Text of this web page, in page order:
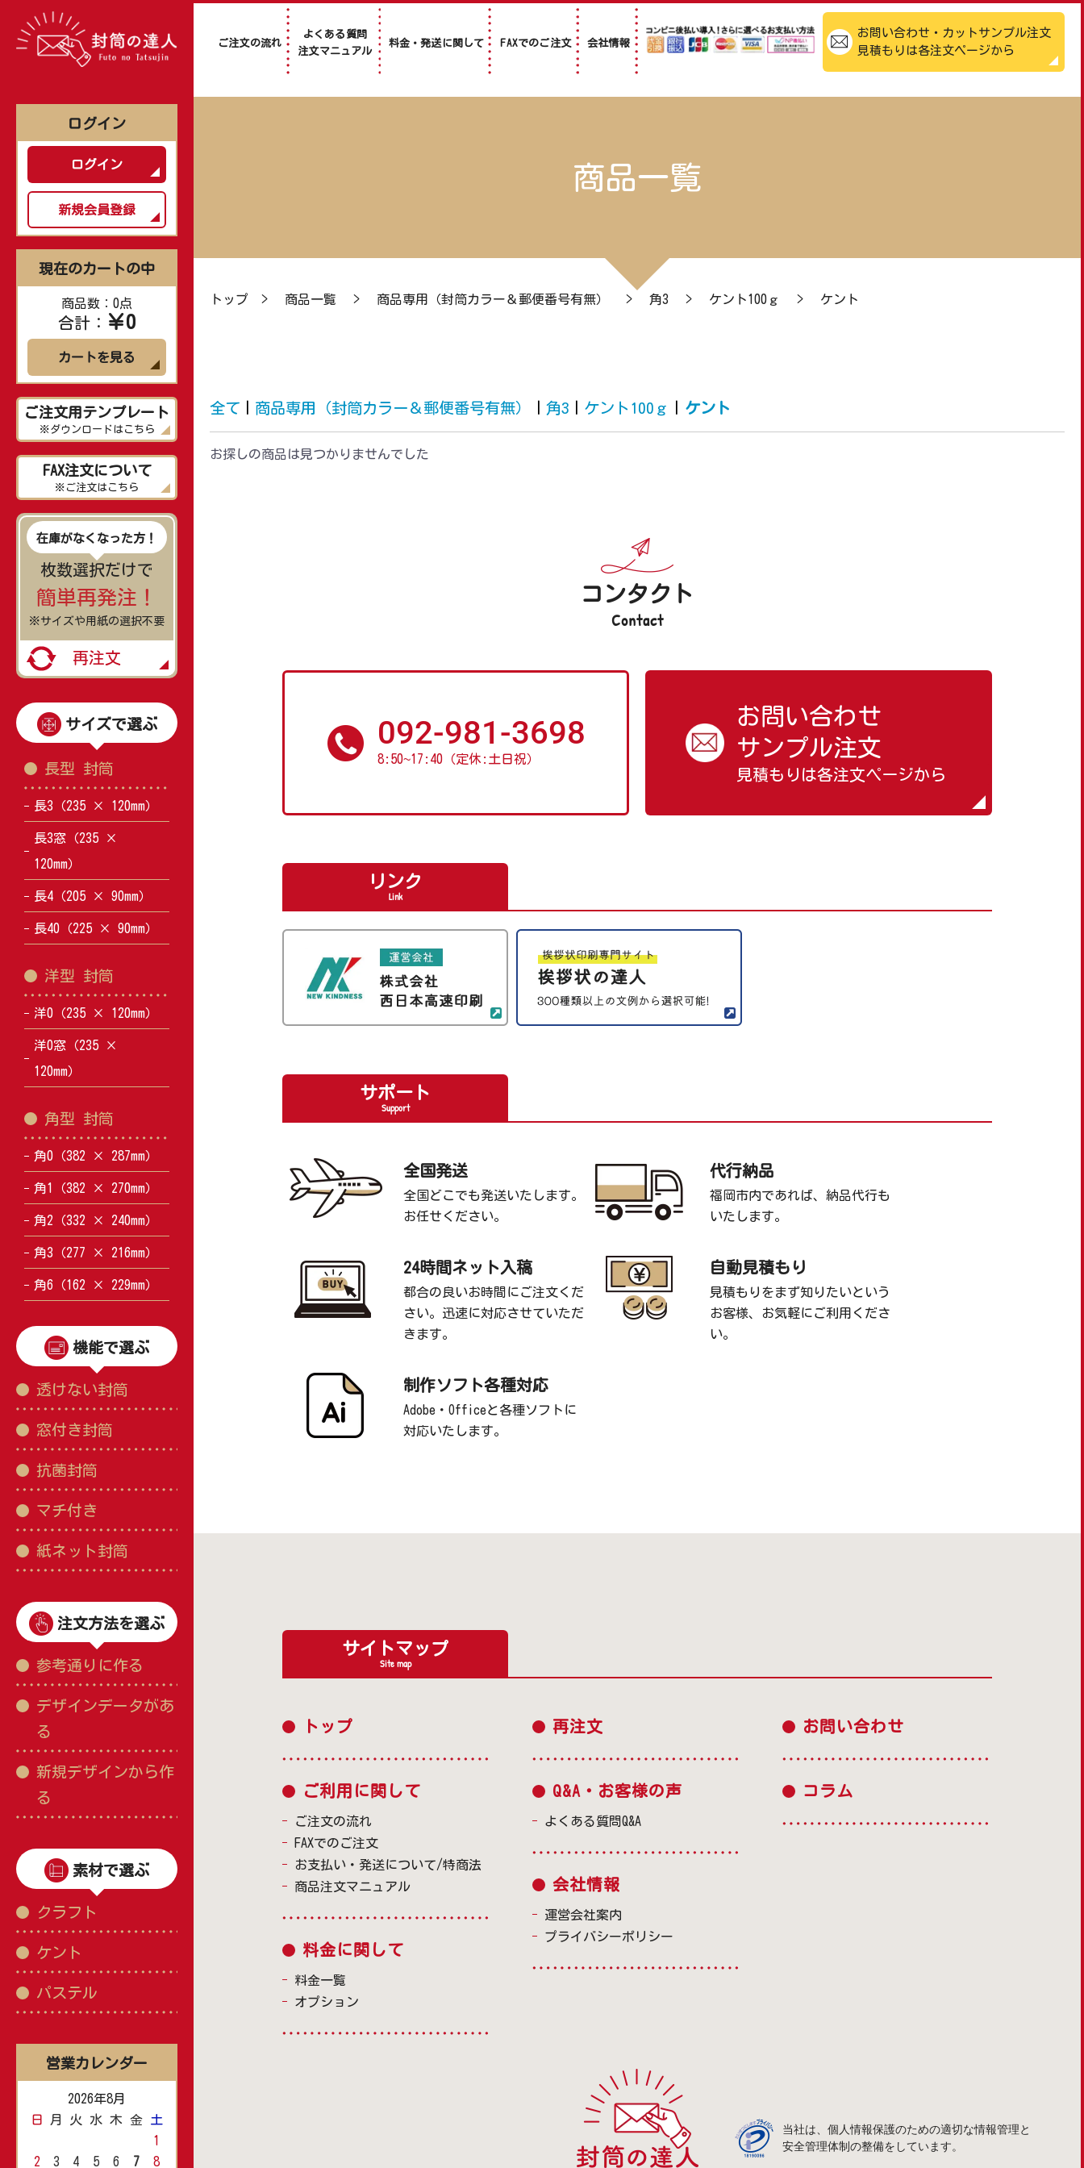
ご注文の流れ
よくある質問
注文マニュアル
料金・発送に関して FAXでのご注文 会社情報
お問い合わせ・カットサンプル注文
見積もりは各注文ページから
ログイン
ログイン
新規会員登録
現在のカートの中
商品数：0点
合計： ￥0
カートを見る
ご注文用テンプレート
※ダウンロードはこちら
FAX注文について
※ご注文はこちら
在庫がなくなった方！
枚数選択だけで
簡単再発注！
※サイズや用紙の選択不要
再注文
サイズで選ぶ
長型 封筒
長3（235 × 120mm）
長3窓（235 ×
120mm）
長4（205 × 90mm）
長40（225 × 90mm）
洋型 封筒
洋0（235 × 120mm）
洋0窓（235 ×
120mm）
角型 封筒
角0（382 × 287mm）
角1（382 × 270mm）
角2（332 × 240mm）
角3（277 × 216mm）
角6（162 × 229mm）
機能で選ぶ
透けない封筒
窓付き封筒
抗菌封筒
マチ付き
紙ネット封筒
注文方法を選ぶ
参考通りに作る
デザインデータがあ
る
新規デザインから作
る
素材で選ぶ
クラフト
ケント
パステル
営業カレンダー
2026年8月
日
月 火 水 木 金
土
1
2
3 4 5 6 7 8
商品一覧
トップ > 商品一覧 > 商品専用（封筒カラー＆郵便番号有無） > 角3 > ケント100ｇ > ケント
全て 商品専用（封筒カラー＆郵便番号有無） 角3 ケント100ｇ ケント
お探しの商品は見つかりませんでした
コンタクト
Contact
092-981-3698
8:50~17:40（定休:土日祝）
お問い合わせ
サンプル注文
見積もりは各注文ページから
リンク
Link
サポート
Support
全国発送
全国どこでも発送いたします。
お任せください。
代行納品
福岡市内であれば、納品代行も
いたします。
24時間ネット入稿
都合の良いお時間にご注文くだ
さい。迅速に対応させていただ
きます。
自動見積もり
見積もりをまず知りたいという
お客様、お気軽にご利用くださ
い。
制作ソフト各種対応
Adobe・Officeと各種ソフトに
対応いたします。
サイトマップ
Site map
トップ
ご利用に関して
ご注文の流れ
FAXでのご注文
お支払い・発送について/特商法
商品注文マニュアル
料金に関して
料金一覧
オプション
再注文
Q&A・お客様の声
よくある質問Q&A
会社情報
運営会社案内
プライバシーポリシー
お問い合わせ
コラム
当社は、個人情報保護のための適切な情報管理と
安全管理体制の整備をしています。